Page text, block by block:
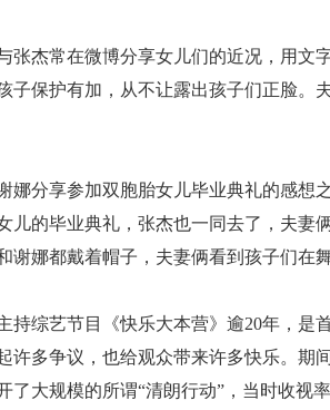
杰常在微博分享女儿们的近况，用文
子保护有加，从不让露出孩子们正脸。
分享参加双胞胎女儿毕业典礼的感想
儿的毕业典礼，张杰也一同去了，夫妻
谢娜都戴着帽子，夫妻俩看到孩子们在
综艺节目《快乐大本营》逾20年，是
许多争议，也给观众带来许多快乐。期
了大规模的所谓“清朗行动”，当时收视